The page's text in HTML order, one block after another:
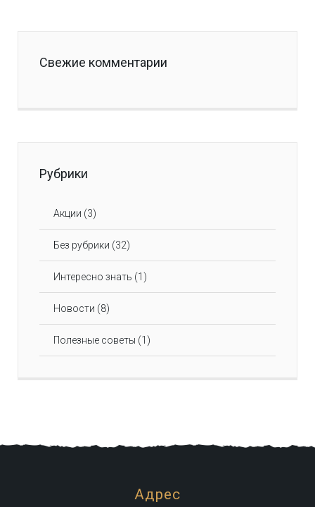
Свежие комментарии
Рубрики
Акции (3)
Без рубрики (32)
Интересно знать (1)
Новости (8)
Полезные советы (1)
Адрес